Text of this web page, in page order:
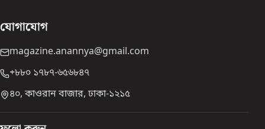
যোগাযোগ
magazine.anannya@gmail.com
+৮৮০ ১৭৮৭-৬৫৬৮৪৭
৪০, কাওরান বাজার, ঢাকা-১২১৫